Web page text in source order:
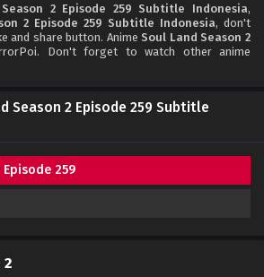
2 Episode 259 Subtitle Indonesia,
2 Episode 259 Subtitle Indonesia, don't
and share button. Anime Soul Land Season 2
Don't forget to watch other anime
Season 2 Episode 259 Subtitle
259
2